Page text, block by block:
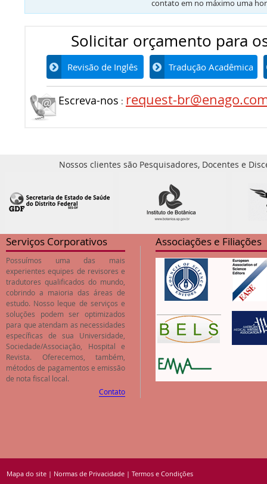
contato em no máximo uma
Solicitar orçamento para
Revisão de Inglês Tradução Acadêmica
Escreva-nos : request-
Nossos clientes são Pesquisadores, Docentes e
Serviços Corporativos
Possuímos uma das mais
experientes equipes de revisores e
tradutores qualificados do mundo,
cobrindo a maioria das áreas de
estudo. Nosso leque de serviços e
soluções podem ser optimizados
para que atendam as necessidades
específicas de sua Universidade,
Sociedade/Associação, Hospital e
Revista. Oferecemos, também,
métodos de pagamentos e emissão
de nota fiscal local.
Contato
Associações e Filiações
Mapa do site | Normas de Privacidade | Termos e Condições